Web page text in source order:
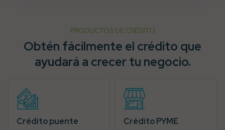
PRODUCTOS DE CRÉDITO
Obtén fácilmente el crédito que
ayudará a crecer tu negocio.
Crédito puente
Crédito PYME